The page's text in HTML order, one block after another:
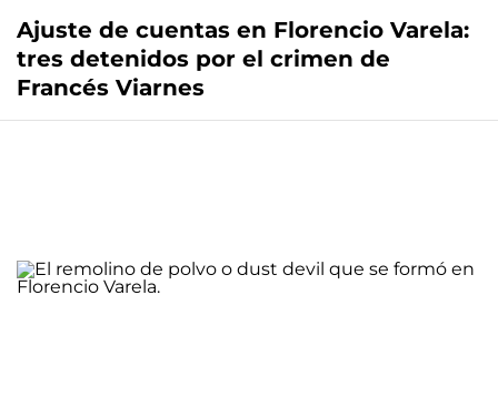
Ajuste de cuentas en Florencio Varela:
tres detenidos por el crimen de
Francés Viarnes